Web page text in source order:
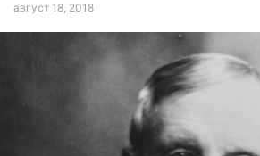
август 18, 2018